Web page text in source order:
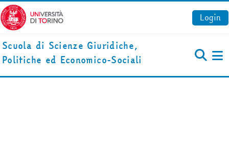
Vai al contenuto principale
Login
Scuola di Scienze Giuridiche,
Politiche ed Economico-Sociali